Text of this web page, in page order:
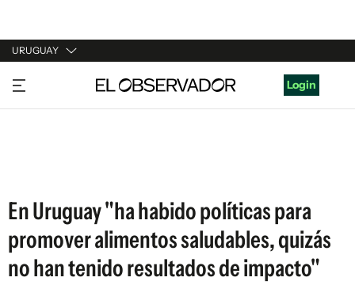
URUGUAY
URUGUAY
ARGENTINA
Login
En Uruguay "ha habido políticas para
promover alimentos saludables, quizás
no han tenido resultados de impacto"